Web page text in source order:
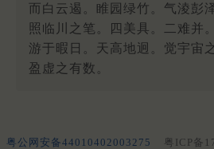
而白云遏。睢园绿竹。气淩彭
照临川之笔。四美具。二难并
游于暇日。天高地迥。觉宇宙
盈虚之有数。
粤公网安备44010402003275 粤ICP备